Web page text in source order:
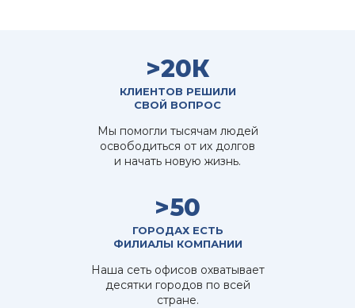
>20К
КЛИЕНТОВ РЕШИЛИ
СВОЙ ВОПРОС
Мы помогли тысячам людей
освободиться от их долгов
и начать новую жизнь.
>50
ГОРОДАХ ЕСТЬ
ФИЛИАЛЫ КОМПАНИИ
Наша сеть офисов охватывает
десятки городов по всей
стране.